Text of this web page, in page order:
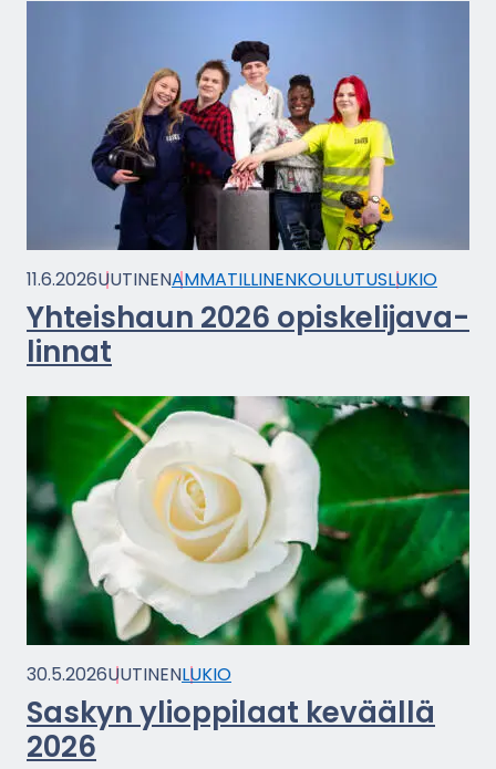
11.6.2026UU­TI­NENAM­MA­TIL­LI­NEN­KOU­LU­TUSLUKIO
Yh­teis­haun 2026 opis­ke­li­ja­va­
lin­nat
30.5.2026UU­TI­NENLUKIO
Sas­kyn yli­op­pi­laat ke­vääl­lä
2026